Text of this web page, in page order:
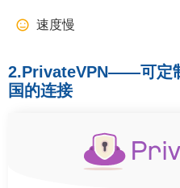
速度慢
2.PrivateVPN——可定
国的连接